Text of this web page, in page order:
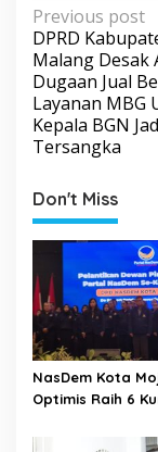
P
o
s
t
n
v
i
a
t
i
o
n
Previous post
DPRD
Malang Desak
Dugaan Jual
Layanan MBG
Kepala BGN
Tersangka
Don't Miss
NasDem Kota
Optimis Raih 6
Pengurus DPC